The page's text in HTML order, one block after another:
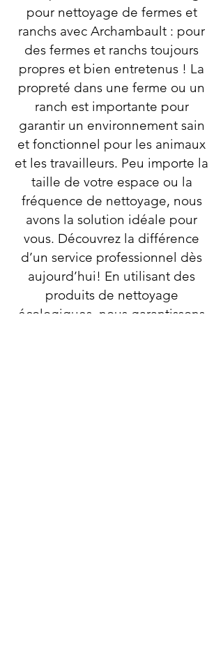
pour nettoyage de fermes et
ranchs avec Archambault : pour
des fermes et ranchs toujours
propres et bien entretenus ! La
propreté dans une ferme ou un
ranch est importante pour
garantir un environnement sain
et fonctionnel pour les animaux
et les travailleurs. Peu importe la
taille de votre espace ou la
fréquence de nettoyage, nous
avons la solution idéale pour
vous. Découvrez la différence
d’un service professionnel dès
aujourd’hui! En utilisant des
produits de nettoyage
écologiques, nous garantissons